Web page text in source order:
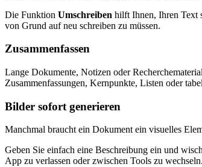
Die Funktion Umschreiben hilft Ihnen, Ihren Text
von Grund auf neu schreiben zu müssen.
Zusammenfassen
Lange Dokumente, Notizen oder
Zusammenfassungen, Kernpunkte, Listen oder
Bilder sofort generieren
Manchmal braucht ein Dokument ein visuelles
Geben Sie einfach eine Beschreibung ein und
App zu verlassen oder zwischen Tools zu wechseln.